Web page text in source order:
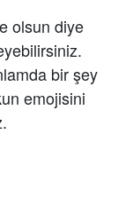
olsun diye
bir şey
emojisini